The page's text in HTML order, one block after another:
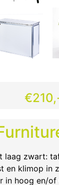
laag zwart:
en klimop in
in hoog en/